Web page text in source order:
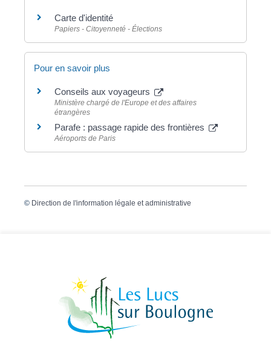
Carte d'identité
Papiers - Citoyenneté - Élections
Pour en savoir plus
Conseils aux voyageurs
Ministère chargé de l'Europe et des affaires
étrangères
Parafe : passage rapide des frontières
Aéroports de Paris
© Direction de l'information légale et administrative